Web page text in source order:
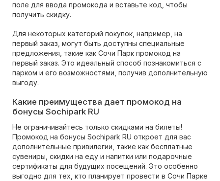
поле для ввода промокода и вставьте код, чтобы
получить скидку.
Для некоторых категорий покупок, например, на
первый заказ, могут быть доступны специальные
предложения, такие как Сочи Парк промокод на
первый заказ. Это идеальный способ познакомиться с
парком и его возможностями, получив дополнительную
выгоду.
Какие преимущества дает промокод на
бонусы Sochipark RU
Не ограничивайтесь только скидками на билеты!
Промокод на бонусы Sochipark RU откроет для вас
дополнительные привилегии, такие как бесплатные
сувениры, скидки на еду и напитки или подарочные
сертификаты для будущих посещений. Это особенно
выгодно для тех, кто планирует провести в Сочи Парке